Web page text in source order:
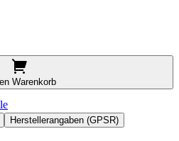
Warenkorb
Herstellerangaben (GPSR)